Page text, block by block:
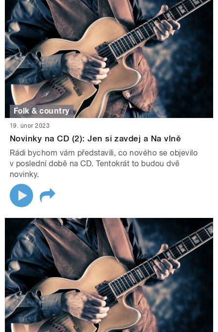
Folk & country
19. únor 2023
Novinky na CD (2): Jen si zavdej a Na vlně
Rádi bychom vám představili, co nového se objevilo
v poslední době na CD. Tentokrát to budou dvě
novinky.